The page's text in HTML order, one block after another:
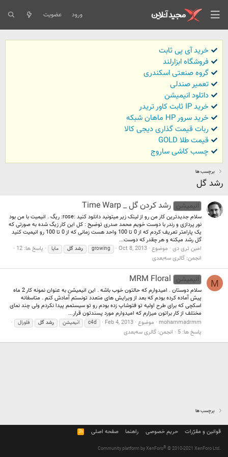
ورود عضویت
خرید آی پی ثابت
فروشگاه ابزارلند
گروه صنعتی اسکندری
تعمیر صندلی
داتلود انیمیشن
خرید IP ثابت کاور تریدر
خرید سرور HP ماهان شبکه
ربات قیمت گذاری دیجی کالا
قیمت طلا GOLD
چسب کاشی ساروج
برچسب ها
رشد گل
انیمیشن رشد کردن گل _ Time Warp
سلام جدیدترین کار من رو از لینک زیر میتونید دانلود کنید :rose: ریگ . انیمیت با من بود
نور پردازی و رندر با دوست خویم محمد صدری توضیح : کل این کار زیگ شده به صورتی که
یک پارامتر تعریف کردم که از 0 تا 100 واحد هست زمانی که از 0 تا 100 رو انیمیت کنید
گل رشد میکنه و هر چقدر که دوست...
امین تری دی موضوع Oct 8, 2013
growing رشد گل مایا
پاسخ ها: 12
انجمن: گالری سه‌بعدی
M انیمیشن MRM Floral
سلام دوستان . امیدوارم که حالتون خوب باشه . این انیمیشن به عنوان نمونه کار 2 ماه
پیش آماده کرده بودم که بعد از ویرایش های متعدد تونستم آمادش کنم . متاسفانه
اسکچی که برای طرح اولیه تو فتوشاپ زده بودم رو تو سیستمم پیدا نکردم ولی چند نمای
مختلف از کار براتون میزارم که امیدوارم مورد پسندتون قرار...
mohammadrmm موضوع Feb 4, 2013
c4d انیمیشن رشد گل فلورال
پاسخ ها: 5 انجمن: گالری سه‌بعدی
برچسب ها
قوانین و مقرّرات حریم خصوصی راهنما صفحه اصلی
R
S
Community platform by XenForo® © 2010-2021 XenForo Ltd.